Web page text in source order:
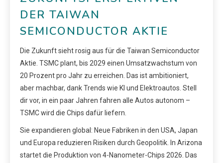
DER TAIWAN
SEMICONDUCTOR AKTIE
Die Zukunft sieht rosig aus für die Taiwan Semiconductor
Aktie. TSMC plant, bis 2029 einen Umsatzwachstum von
20 Prozent pro Jahr zu erreichen. Das ist ambitioniert,
aber machbar, dank Trends wie KI und Elektroautos. Stell
dir vor, in ein paar Jahren fahren alle Autos autonom –
TSMC wird die Chips dafür liefern.
Sie expandieren global: Neue Fabriken in den USA, Japan
und Europa reduzieren Risiken durch Geopolitik. In Arizona
startet die Produktion von 4-Nanometer-Chips 2026. Das